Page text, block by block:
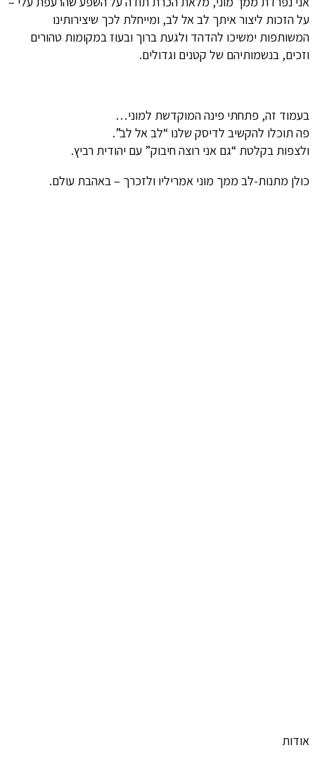
על הזכות ליצור איתך לב אל לב, ומייחלת לכך שיצירותינו
המשותפות ימשיכו להדהד ולגעת ברוך ובעוז במקומות טהורים
וזכים, בנשמותיהם של קטנים וגדולים.
בעמוד זה, פתחתי פינה המוקדשת למוני…
פה תוכלו להקשיב לדיסק שלנו “לב אל לב”.
ולצפות בקלטת “גם אני רוצה חיבוק” עם יהודית רביץ.
כולן מתנות-לב ממך מוני אמריליו ולזכרך – באהבת עולם.
אודות